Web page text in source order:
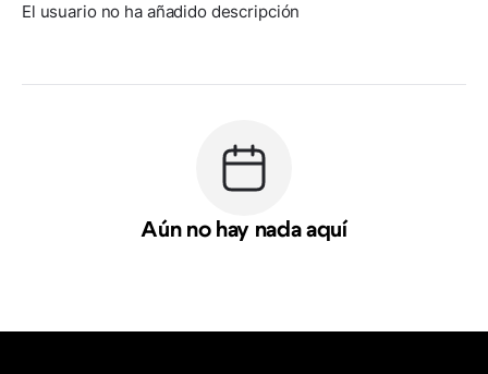
El usuario no ha añadido descripción
Aún no hay nada aquí